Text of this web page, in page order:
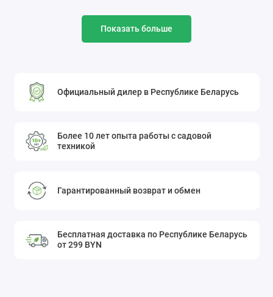
Показать больше
Официальный дилер в Республике Беларусь
Более 10 лет опыта работы с садовой
техникой
Гарантированный возврат и обмен
Бесплатная доставка по Республике Беларусь
от 299 BYN